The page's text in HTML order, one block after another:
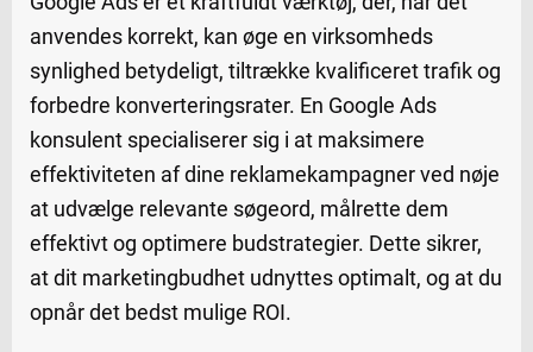
anvendes korrekt, kan øge en virksomheds
synlighed betydeligt, tiltrække kvalificeret trafik og
forbedre konverteringsrater. En Google Ads
konsulent specialiserer sig i at maksimere
effektiviteten af dine reklamekampagner ved nøje
at udvælge relevante søgeord, målrette dem
effektivt og optimere budstrategier. Dette sikrer,
at dit marketingbudhet udnyttes optimalt, og at du
opnår det bedst mulige ROI.